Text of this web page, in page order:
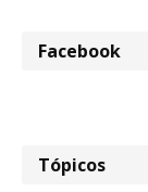
Facebook
Tópicos